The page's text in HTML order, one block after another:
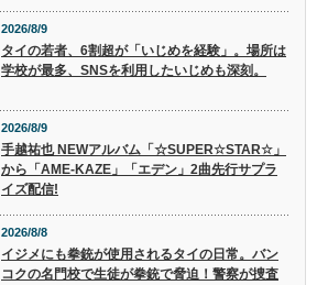
2026/8/9
タイの若者、6割超が「いじめを経験」。場所は
学校が最多、SNSを利用したいじめも深刻。
2026/8/9
手越祐也 NEWアルバム「☆SUPER☆STAR☆」
から「AME-KAZE」「エデン」2曲先行サプラ
イズ配信!
2026/8/8
イジメにも拳銃が使用されるタイの日常。バン
コクの名門校で生徒が拳銃で脅迫！警察が捜査